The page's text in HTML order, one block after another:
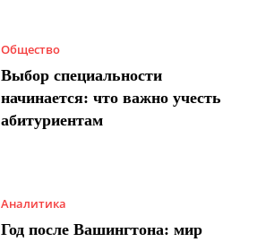
Общество
Выбор специальности
начинается: что важно учесть
абитуриентам
Аналитика
Год после Вашингтона: мир